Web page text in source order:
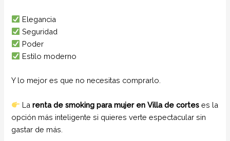
Elegancia
Seguridad
Poder
Estilo moderno
Y lo mejor es que no necesitas comprarlo.
Larenta de smoking para mujer en Villa de corteses la
opción más inteligente si quieres verte espectacular sin
gastar de más.